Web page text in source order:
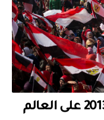
كيف حافظت ثورة 30 يونيو 2013 على العالم